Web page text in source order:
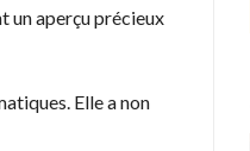
un aperçu précieux
Elle a non